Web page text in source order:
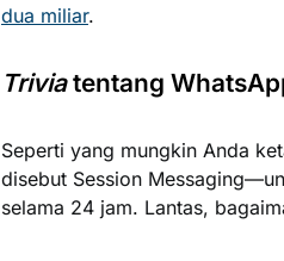
dua miliar.
Triviatentang
Seperti yang mungkin Anda
disebut Session Messaging
selama 24 jam. Lantas,